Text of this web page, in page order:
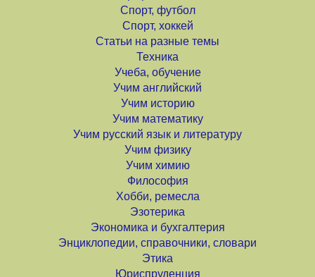
Спорт, футбол
Спорт, хоккей
Статьи на разные темы
Техника
Учеба, обучение
Учим английский
Учим историю
Учим математику
Учим русский язык и литературу
Учим физику
Учим химию
Философия
Хобби, ремесла
Эзотерика
Экономика и бухгалтерия
Энциклопедии, справочники, словари
Этика
Юриспруденция